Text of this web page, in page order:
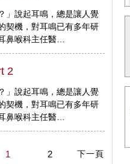
」說起耳鳴，總是讓人覺
契機，對耳鳴已有多年研
鼻喉科主任醫…
2
」說起耳鳴，總是讓人覺
契機，對耳鳴已有多年研
鼻喉科主任醫…
1 2 下一頁